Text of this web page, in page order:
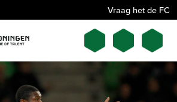
Vraag het de FC